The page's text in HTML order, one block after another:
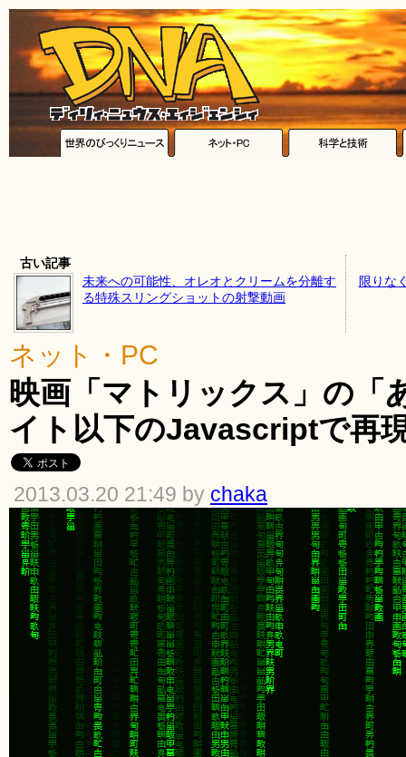
古い記事
未来への可能性、オレオとクリームを分離す
る特殊スリングショットの射撃動画
限りな
ネット・PC
映画「マトリックス」の「
イト以下のJavascriptで再
2013.03.20 21:49 by chaka